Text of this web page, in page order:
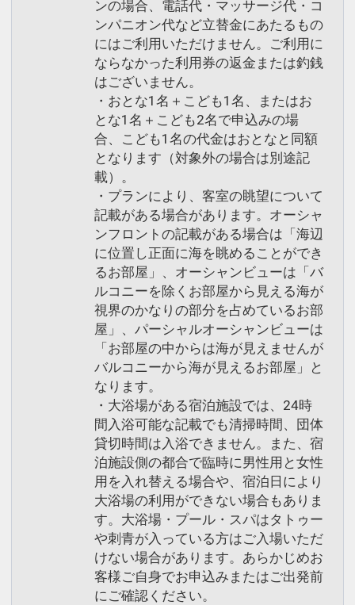
ンの場合、電話代・マッサージ代・コ
ンパニオン代など立替金にあたるもの
にはご利用いただけません。ご利用に
ならなかった利用券の返金または釣銭
はございません。
・おとな1名＋こども1名、またはお
とな1名＋こども2名で申込みの場
合、こども1名の代金はおとなと同額
となります（対象外の場合は別途記
載）。
・プランにより、客室の眺望について
記載がある場合があります。オーシャ
ンフロントの記載がある場合は「海辺
に位置し正面に海を眺めることができ
るお部屋」、オーシャンビューは「バ
ルコニーを除くお部屋から見える海が
視界のかなりの部分を占めているお部
屋」、パーシャルオーシャンビューは
「お部屋の中からは海が見えませんが
バルコニーから海が見えるお部屋」と
なります。
・大浴場がある宿泊施設では、24時
間入浴可能な記載でも清掃時間、団体
貸切時間は入浴できません。また、宿
泊施設側の都合で臨時に男性用と女性
用を入れ替える場合や、宿泊日により
大浴場の利用ができない場合もありま
す。大浴場・プール・スパはタトゥー
や刺青が入っている方はご入場いただ
けない場合があります。あらかじめお
客様ご自身でお申込みまたはご出発前
にご確認ください。